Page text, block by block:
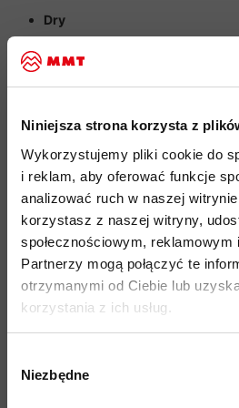
Niniejsza strona korzysta z
Wykorzystujemy pliki cookie do
i reklam, aby oferować funkcje
analizować ruch w naszej
korzystasz z naszej witryny,
społecznościowym, reklamowym
Partnerzy mogą połączyć te
otrzymanymi od Ciebie lub
korzystania z ich usług.
zgody
Niezbędne
Dry
liczba odpadnięć UIAA (liny
5
liczba odpadnięć UIAA (liny
>20
liczba odpadnięć UIAA (liny
5
siła uderzenia:
lina pojedyncza 7,8 kN
lina połówkowa 5,8 kN
odporność na chłonięcie wody test